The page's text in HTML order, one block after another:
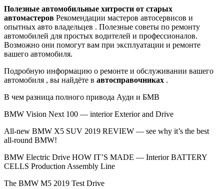
Полезные автомобильные хитрости от старых
автомастеров Рекомендации мастеров автосервисов и
опытных авто владельцев . Полезные советы по ремонту
автомобилей для простых водителей и профессионалов.
Возможно они помогут вам при эксплуатации и ремонте
вашего автомобиля.
Подробную информацию о ремонте и обслуживании вашего
автомобиля , вы найдёте в автосправочниках .
В чем разница полного привода Ауди и БМВ
BMW Vision Next 100 — interior Exterior and Drive
All-new BMW X5 SUV 2019 REVIEW — see why it’s the best
all-round BMW!
BMW Electric Drive HOW IT’S MADE — Interior BATTERY
CELLS Production Assembly Line
The BMW M5 2019 Test Drive